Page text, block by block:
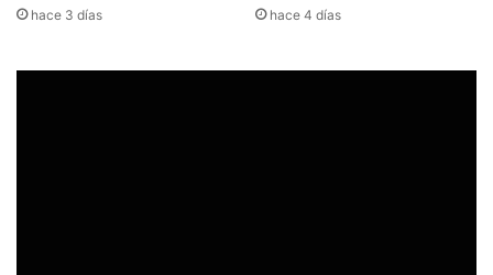
hace 3 días hace 4 días